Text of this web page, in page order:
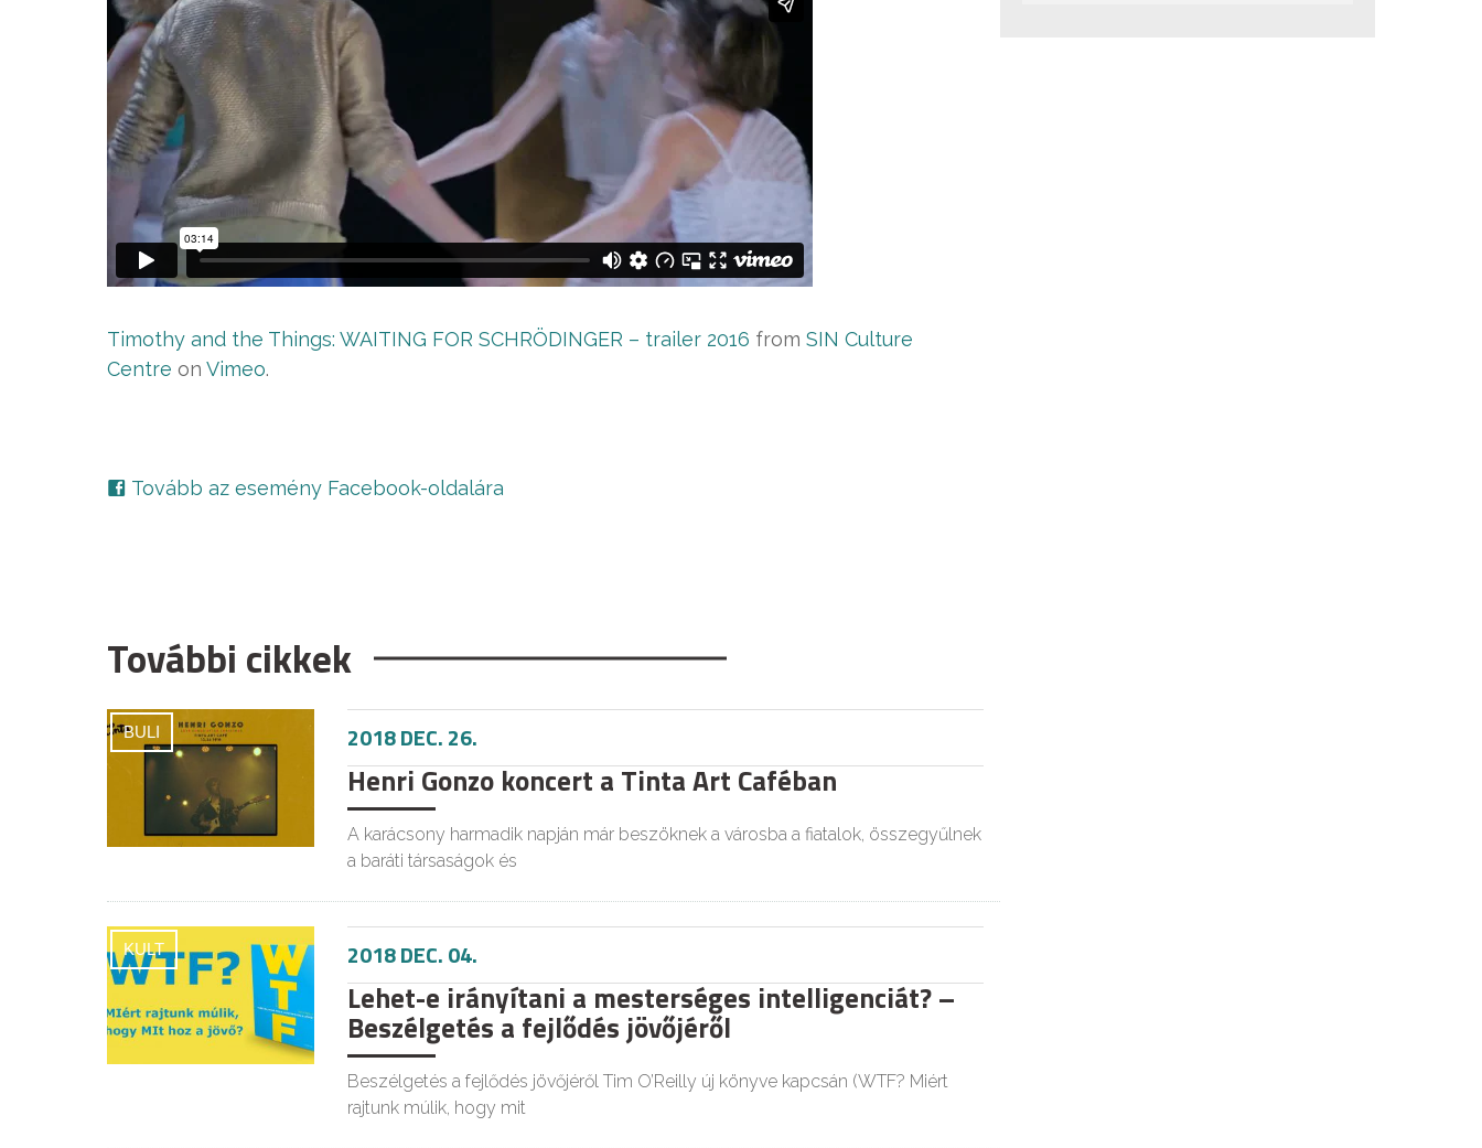
Timothy and the Things: WAITING FOR SCHRÖDINGER – trailer 2016 from SIN Culture
Centre on Vimeo.
Tovább az esemény Facebook-oldalára
További cikkek
BULI 2018 DEC. 26.
Henri Gonzo koncert a Tinta Art Caféban
A karácsony harmadik napján már beszöknek a városba a fiatalok, összegyűlnek
a baráti társaságok és
KULT 2018 DEC. 04.
Lehet-e irányítani a mesterséges intelligenciát? –
Beszélgetés a fejlődés jövőjéről
Beszélgetés a fejlődés jövőjéről Tim O’Reilly új könyve kapcsán (WTF? Miért
rajtunk múlik, hogy mit